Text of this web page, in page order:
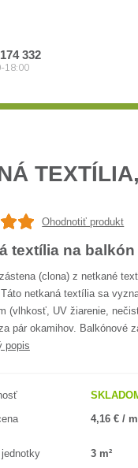
332
18:00
Ohodnotiť produkt
textília na
(clona) z netkané
netkaná textília sa
(vlhkosť, UV žiarenie,
pár okamihov. Balkónové
popis
4,16 € /
3 m²